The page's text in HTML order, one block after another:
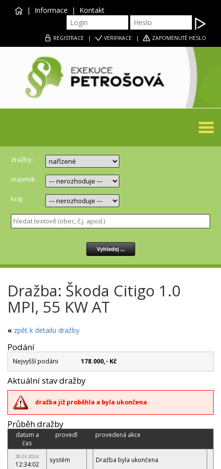
| Informace | Kontakt
REGISTRACE | VERIFIKACE | ZAPOMENUTÉ HESLO
dražby:
majetek:
kraj:
Dražba: Škoda Citigo 1.0
MPI, 55 KW AT
« zpět k detailu dražby
Podání
Nejvyšší podáni 178.000,- Kč
Aktuální stav dražby
dražba již proběhla a byla ukončena
Průběh dražby
datum a
čas
provedl provedená akce
28.03.2024,
12:34:02
systém Dražba byla ukončena